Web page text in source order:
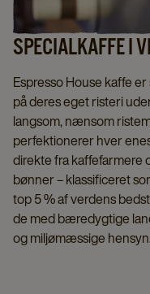
SPECIALKAFFE I
Espresso House kaffe
på deres eget risteri
langsom, nænsom
perfektionerer hver
direkte fra
bønner – klassificeret
top 5 % af verdens
de med bæredygtige
og miljømæssige